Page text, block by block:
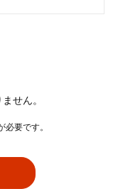
せん。
必要です。